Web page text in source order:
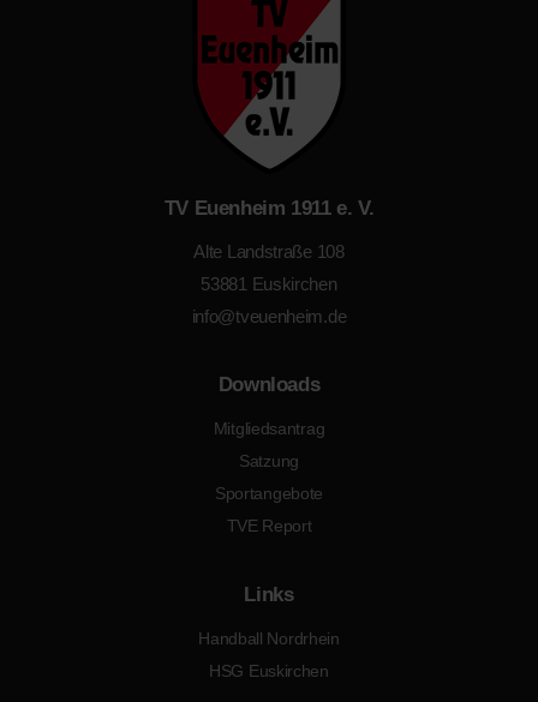
TV Euenheim 1911 e. V.
Alte Landstraße 108
53881 Euskirchen
info@tveuenheim.de
Downloads
Mitgliedsantrag
Satzung
Sportangebote
TVE Report
Links
Handball Nordrhein
HSG Euskirchen